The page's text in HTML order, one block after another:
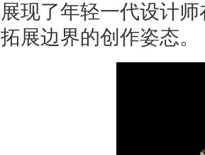
展现了年轻一代设计
拓展边界的创作姿态。